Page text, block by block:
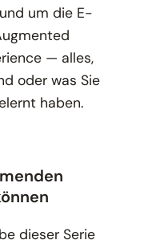
um die E-
— alles,
oder was Sie
haben.
dieser Serie